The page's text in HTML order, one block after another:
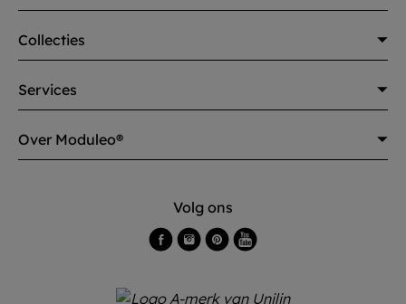
Collecties
Services
Over Moduleo®
Volg ons